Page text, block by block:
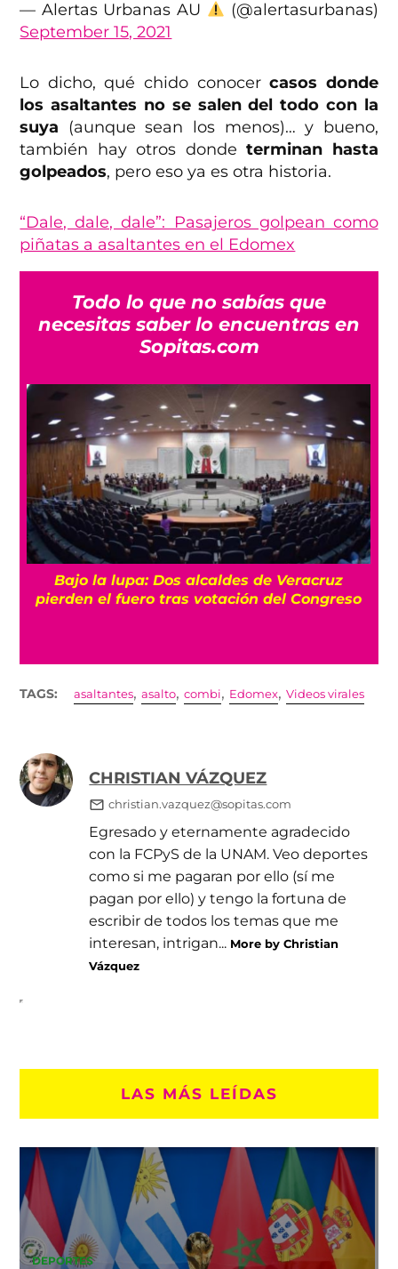
— Alertas Urbanas AU
(@alertasurbanas)
September 15, 2021
Lo dicho, qué chido conocercasos donde
los asaltantes no se salen del todo con la
suya (aunque sean los menos)… y bueno,
también hay otros donde terminan hasta
golpeados, pero eso ya es otra historia.
“Dale, dale, dale”: Pasajeros golpean como
piñatas a asaltantes en el Edomex
Todo lo que no sabías que
necesitas saber lo encuentras en
Sopitas.com
Bajo la lupa: Dos alcaldes de Veracruz
pierden el fuero tras votación del Congreso
TAGS: asaltantes,asalto,combi, Edomex,Videos virales
CHRISTIAN VÁZQUEZ
christian.vazquez@sopitas.com
Egresado y eternamente agradecido
con la FCPyS de la UNAM. Veo deportes
como si me pagaran por ello (sí me
pagan por ello) y tengo la fortuna de
escribir de todos los temas que me
interesan, intrigan... More by Christian
Vázquez
LAS MÁS LEÍDAS
DEPORTES